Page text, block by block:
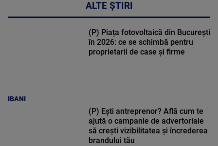
ALTE ȘTIRI
IBANI
(P) Piața fotovoltaică din București
în 2026: ce se schimbă pentru
proprietarii de case și firme
(P) Ești antreprenor? Află cum te
ajută o campanie de advertoriale
să crești vizibilitatea și încrederea
brandului tău